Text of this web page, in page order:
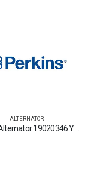
ALTERNATÖR
Perkins Alternatör 19020346 Yedek Parça Fiyat Tamir Bakım Satan Firmalar